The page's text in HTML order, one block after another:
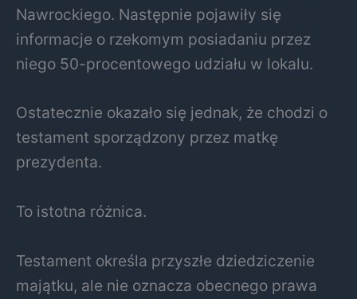
Nawrockiego. Następnie pojawiły się
informacje o rzekomym posiadaniu przez
niego 50-procentowego udziału w lokalu.
Ostatecznie okazało się jednak, że chodzi o
testament sporządzony przez matkę
prezydenta.
To istotna różnica.
Testament określa przyszłe dziedziczenie
majątku, ale nie oznacza obecnego prawa